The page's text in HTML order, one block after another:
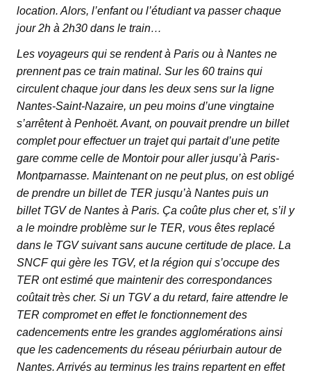
location. Alors, l’enfant ou l’étudiant va passer chaque
jour 2h à 2h30 dans le train…
Les voyageurs qui se rendent à Paris ou à Nantes ne
prennent pas ce train matinal. Sur les 60 trains qui
circulent chaque jour dans les deux sens sur la ligne
Nantes-Saint-Nazaire, un peu moins d’une vingtaine
s’arrêtent à Penhoët. Avant, on pouvait prendre un billet
complet pour effectuer un trajet qui partait d’une petite
gare comme celle de Montoir pour aller jusqu’à Paris-
Montparnasse. Maintenant on ne peut plus, on est obligé
de prendre un billet de TER jusqu’à Nantes puis un
billet TGV de Nantes à Paris. Ça coûte plus cher et, s’il y
a le moindre problème sur le TER, vous êtes replacé
dans le TGV suivant sans aucune certitude de place. La
SNCF qui gère les TGV, et la région qui s’occupe des
TER ont estimé que maintenir des correspondances
coûtait très cher. Si un TGV a du retard, faire attendre le
TER compromet en effet le fonctionnement des
cadencements entre les grandes agglomérations ainsi
que les cadencements du réseau périurbain autour de
Nantes. Arrivés au terminus les trains repartent en effet